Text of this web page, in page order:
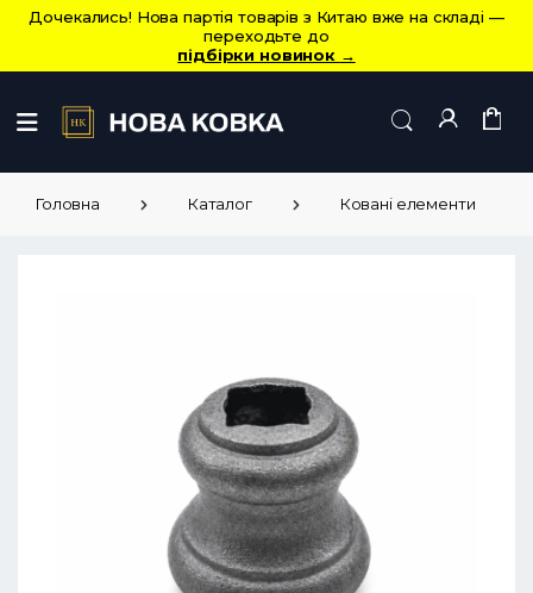
Дочекались! Нова партія товарів з Китаю вже на складі —
переходьте до
підбірки новинок →
Головна Каталог Ковані елементи